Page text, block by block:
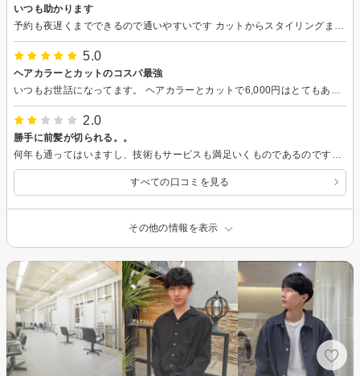
いつも助かります
5.0
ヘアカラーとカットのコスパ最強
2.0
勝手に前髪が切られる。。
すべての口コミを見る
その他の情報を表示